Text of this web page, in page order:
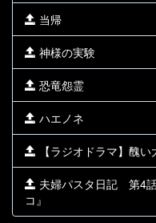
当帰
神様の実験
恐竜怨霊
ハエノネ
【ラジオドラマ】醜
夫婦パスタ日記 第4
コ』